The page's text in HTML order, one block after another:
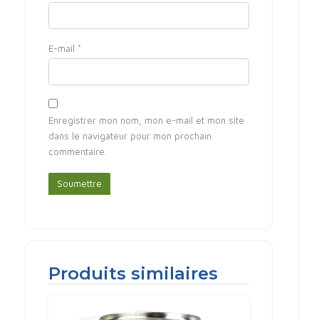
E-mail *
Enregistrer mon nom, mon e-mail et mon site
dans le navigateur pour mon prochain
commentaire.
Produits similaires